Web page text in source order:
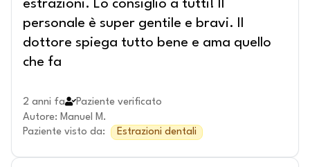
estrazioni. Lo consiglio a tutti! Il
personale è super gentile e bravi. Il
dottore spiega tutto bene e ama quello
che fa
2 anni fa
Paziente verificato
Autore: Manuel M.
Paziente visto da: Estrazioni dentali